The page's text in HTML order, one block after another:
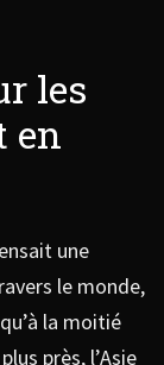
les
en
une
le monde,
la moitié
près, l’Asie